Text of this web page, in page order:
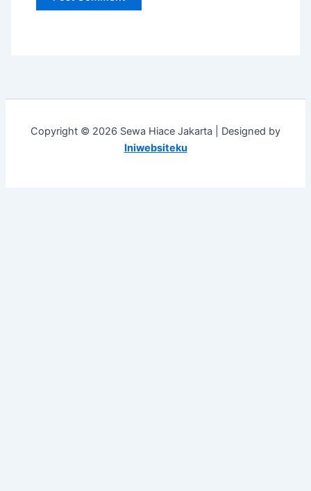
Copyright © 2026 Sewa Hiace Jakarta | Designed by
Iniwebsiteku